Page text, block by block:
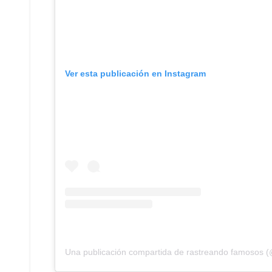
Ver esta publicación en Instagram
Una publicación compartida de rastreando famosos